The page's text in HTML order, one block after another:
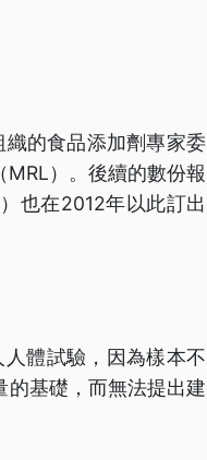
的食品添加劑專家委
）。後續的數份報
也在2012年以此訂出
體試驗，因為樣本不
的基礎，而無法提出建